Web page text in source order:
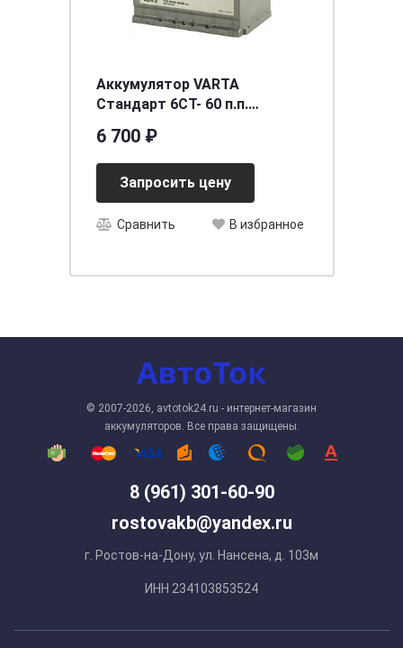
Аккумулятор VARTA
Стандарт 6СТ- 60 п.п.
6 700 ₽
Запросить цену
Сравнить В избранное
8 (961) 301-60-90
rostovakb@yandex.ru
г. Ростов-на-Дону, ул. Нансена, д. 103м
ИНН 234103853524
© 2007-2026, avtotok24.ru - интернет-магазин
аккумуляторов. Все права защищены.